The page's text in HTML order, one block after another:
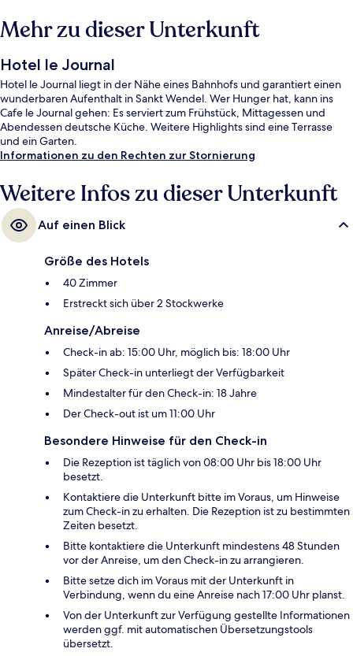
Mehr zu dieser Unterkunft
Hotel le Journal
Hotel le Journal liegt in der Nähe eines Bahnhofs und garantiert einen
wunderbaren Aufenthalt in Sankt Wendel. Wer Hunger hat, kann ins
Cafe le Journal gehen: Es serviert zum Frühstück, Mittagessen und
Abendessen deutsche Küche. Weitere Highlights sind eine Terrasse
und ein Garten.
Informationen zu den Rechten zur Stornierung
Weitere Infos zu dieser Unterkunft
Auf einen Blick
Größe des Hotels
40 Zimmer
Erstreckt sich über 2 Stockwerke
Anreise/Abreise
Check-in ab: 15:00 Uhr, möglich bis: 18:00 Uhr
Später Check-in unterliegt der Verfügbarkeit
Mindestalter für den Check-in: 18 Jahre
Der Check-out ist um 11:00 Uhr
Besondere Hinweise für den Check-in
Die Rezeption ist täglich von 08:00 Uhr bis 18:00 Uhr
besetzt.
Kontaktiere die Unterkunft bitte im Voraus, um Hinweise
zum Check-in zu erhalten. Die Rezeption ist zu bestimmten
Zeiten besetzt.
Bitte kontaktiere die Unterkunft mindestens 48 Stunden
vor der Anreise, um den Check-in zu arrangieren.
Bitte setze dich im Voraus mit der Unterkunft in
Verbindung, wenn du eine Anreise nach 17:00 Uhr planst.
Von der Unterkunft zur Verfügung gestellte Informationen
werden ggf. mit automatischen Übersetzungstools
übersetzt.